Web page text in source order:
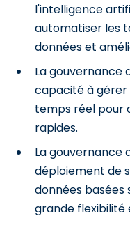
l'intelligence
automatiser les
données et
La gouvernance
capacité à
temps réel pour
rapides.
La gouvernance
déploiement de
données basées
grande flexibilité